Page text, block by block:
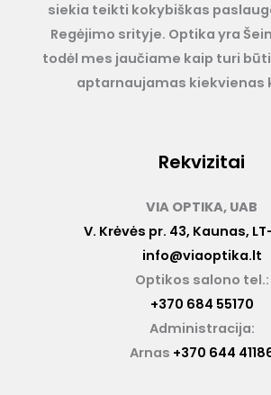
siekia teikti kokybiškas
Regėjimo srityje. Optika yra
todėl mes jaučiame kaip turi
aptarnaujamas kiekvienas
Rekvizitai
VIA OPTIKA, UAB
V. Krėvės pr. 43, Kaunas,
info@viaoptika.lt
Optikos salono tel.:
+370 684 55170
Administracija:
Arnas +370 644